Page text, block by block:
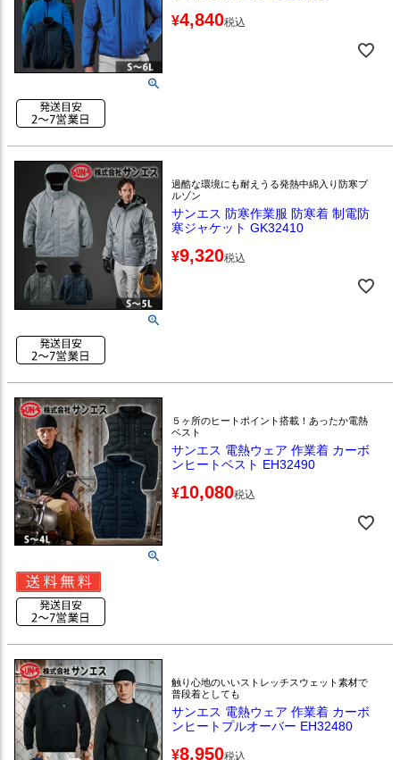
¥4,840税込
過酷な環境にも耐えうる発熱中綿入り防寒ブ
ルゾン
サンエス 防寒作業服 防寒着 制電防
寒ジャケット GK32410
¥9,320税込
５ヶ所のヒートポイント搭載！あったか電熱
ベスト
サンエス 電熱ウェア 作業着 カーボ
ンヒートベスト EH32490
¥10,080税込
触り心地のいいストレッチスウェット素材で
普段着としても
サンエス 電熱ウェア 作業着 カーボ
ンヒートプルオーバー EH32480
¥8,950税込